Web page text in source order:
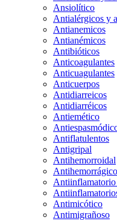
Ansiolítico
Antialérgicos y
Antianemicos
Antianémicos
Antibióticos
Anticoagulantes
Anticuagulantes
Anticuerpos
Antidiarreicos
Antidiarréicos
Antiemético
Antiflatulentos
Antigripal
Antihemorroidal
Antiinflamatorio
Antimicótico
Antimigrañoso